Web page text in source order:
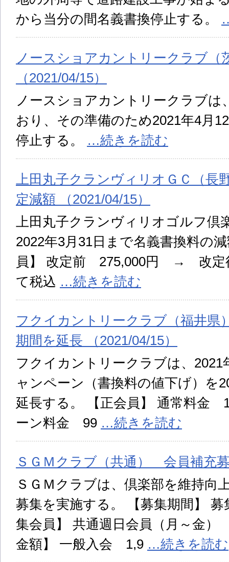
から当分の間名義書換停止する。
ノースショアカントリークラブ
（2021/04/15）
ノースショアカントリークラブは
おり、その準備のため2021年4月
停止する。 …続きを読む
上田丸子クランヴィリオＧＣ（
定減額 （2021/04/15）
上田丸子クランヴィリオゴルフ倶
2022年3月31日まで名義書換料の
員】 改定前 275,000円 → 改定
て税込 …続きを読む
フクイカントリークラブ（福井
期間を延長 （2021/04/15）
フクイカントリークラブは、2021
ャンペーン（書換料の値下げ）を
延長する。 【正会員】 通常料
ーン料金 99 …続きを読む
ＳＧＭクラブ（共通） 会員補充
ＳＧＭクラブは、倶楽部を維持向
募集を実施する。 【募集期間】
集会員】 共通週日会員（月～金）
金額】 一般入会 1,9 …続きを読む